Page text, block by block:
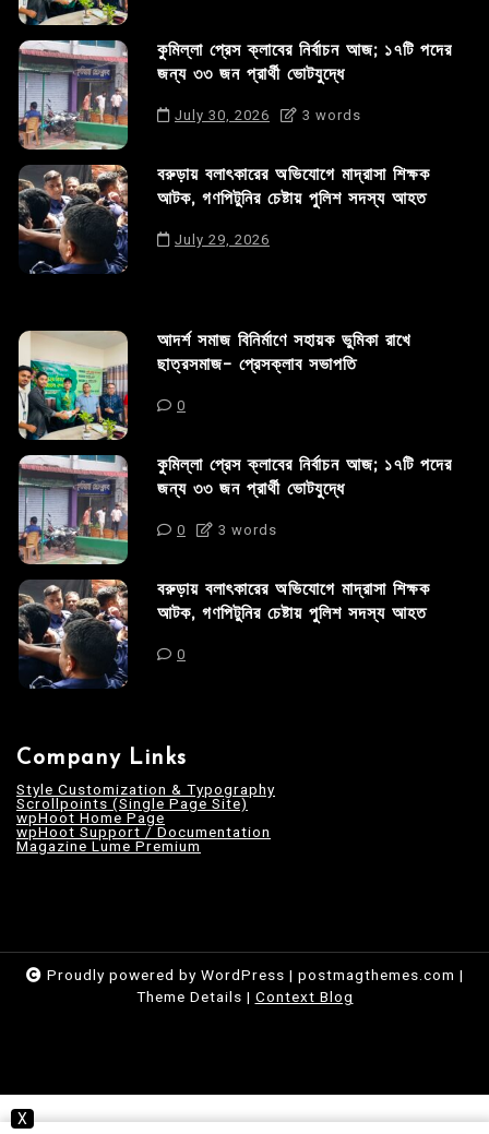
কুমিল্লা প্রেস ক্লাবের নির্বাচন আজ; ১৭টি পদের
জন্য ৩৩ জন প্রার্থী ভোটযুদ্ধে
July 30, 2026 3 words
বরুড়ায় বলাৎকারের অভিযোগে মাদ্রাসা শিক্ষক
আটক, গণপিটুনির চেষ্টায় পুলিশ সদস্য আহত
July 29, 2026
আদর্শ সমাজ বিনির্মাণে সহায়ক ভুমিকা রাখে
ছাত্রসমাজ- প্রেসক্লাব সভাপতি
0
কুমিল্লা প্রেস ক্লাবের নির্বাচন আজ; ১৭টি পদের
জন্য ৩৩ জন প্রার্থী ভোটযুদ্ধে
0 3 words
বরুড়ায় বলাৎকারের অভিযোগে মাদ্রাসা শিক্ষক
আটক, গণপিটুনির চেষ্টায় পুলিশ সদস্য আহত
0
Company Links
Style Customization & Typography
Scrollpoints (Single Page Site)
wpHoot Home Page
wpHoot Support / Documentation
Magazine Lume Premium
Proudly powered by WordPress | postmagthemes.com |
Theme Details | Context Blog
X